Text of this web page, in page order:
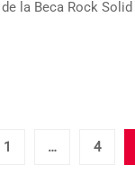
la Beca Rock Solid
1 … 4